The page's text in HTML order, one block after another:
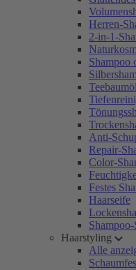
Herren-
2-in-1-
Shampoo
Anti-
Repair-
Color-
Festes
Haarseife
Shampoo-
Haarstyling
Alle